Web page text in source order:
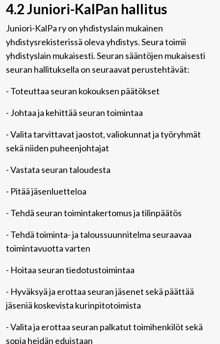
4.2 Juniori-KalPan hallitus
Juniori-KalPa ry on yhdistyslain mukainen
yhdistysrekisterissä oleva yhdistys. Seura toimii
yhdistyslain mukaisesti. Seuran sääntöjen mukaisesti
seuran hallituksella on seuraavat perustehtävät:
- Toteuttaa seuran kokouksen päätökset
- Johtaa ja kehittää seuran toimintaa
- Valita tarvittavat jaostot, valiokunnat ja työryhmät
sekä niiden puheenjohtajat
- Vastata seuran taloudesta
- Pitää jäsenluetteloa
- Tehdä seuran toimintakertomus ja tilinpäätös
- Tehdä toiminta- ja taloussuunnitelma seuraavaa
toimintavuotta varten
- Hoitaa seuran tiedotustoimintaa
- Hyväksyä ja erottaa seuran jäsenet sekä päättää
jäseniä koskevista kurinpitotoimista
- Valita ja erottaa seuran palkatut toimihenkilöt sekä
sopia heidän eduistaan